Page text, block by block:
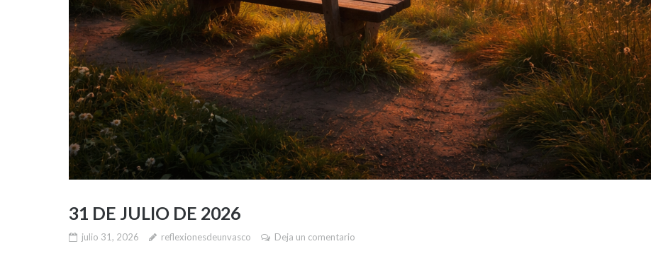
31 DE JULIO DE 2026
julio 31, 2026 reflexionesdeunvasco Deja un comentario